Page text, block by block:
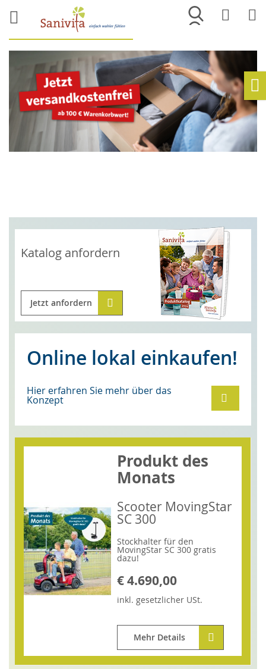
Merkliste
Katalog anfordern
Jetzt anfordern
Online lokal einkaufen!
Hier erfahren Sie mehr über das
Konzept
Produkt des
Monats
Scooter MovingStar
SC 300
Stockhalter für den
MovingStar SC 300 gratis
dazu!
€ 4.690,00
inkl. gesetzlicherUSt.
Mehr Details